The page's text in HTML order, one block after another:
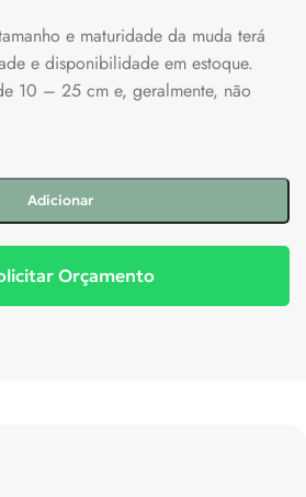
e maturidade da muda terá
e disponibilidade em estoque.
10 – 25 cm e, geralmente, não
Adicionar
Orçamento